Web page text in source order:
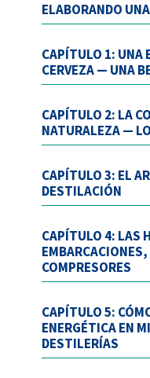
ELABORANDO
CAPÍTULO 1: UNA
CERVEZA — UNA
CAPÍTULO 2: LA
NATURALEZA —
CAPÍTULO 3: EL
DESTILACIÓN
CAPÍTULO 4: LAS
COMPRESORES
CAPÍTULO 5:
ENERGÉTICA EN
DESTILERÍAS